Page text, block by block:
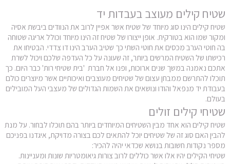
מידות
פרסי קלארדש
פרסי קשאן
פרסי קשקאי
פרסי שבטי ילמה
שטיח קילים מעוצב בעבדות יד
שטיח קילים הינו סוג מיוחד של שטיח אשר אפיין לרוב את הנוודים ביבשת אסיה
ומקור שמו הוא בטורקית. אופן ייצורו של שטיח זה הינו מיוחד וכולל אריגה שטוחה
בה חוטי הערב מכסים את חוטי השתי כך שטיב הערב הינו דו צדדי. הבטיחו את
רכישתו של השטיח המרשים ביותר, זה שעונה על כל העדפה שלכם ויכול לשרת
אתכם נאמנה במשך שנים ארוכות, ופנו אל חברת 'בית שטיחי רות' כבר היום. כך
תוכלו להתרשם ממבחן עצום של שטיחים מעוצבים ואיכותיים אשר מיוצרים כולם
בעבודת יד מנפאל והודו ונושאים את השמות הגדולים של מעצבי העל המובילים
בעולם.
שטיחי קילים זולים
שטיח קילים הוא אחד מבין השטיחים המיוחדים ביותר בהם תוכלו לבחור. על מנת
להבין האם סוג זה של שטיחים יוכל להתאים לכם בצורה מדויקת, איגדנו בפניכם
מספר נקודות חשובות בנושא שכדאי יהיה להכיר:
שטיחי הקילים יהיו אלו אשר כוללים לרוב צורות גיאומטריות שונות ומעניינות.